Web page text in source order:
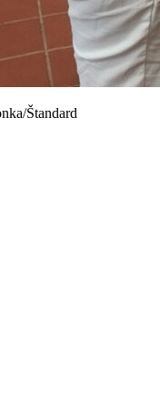
Štandard